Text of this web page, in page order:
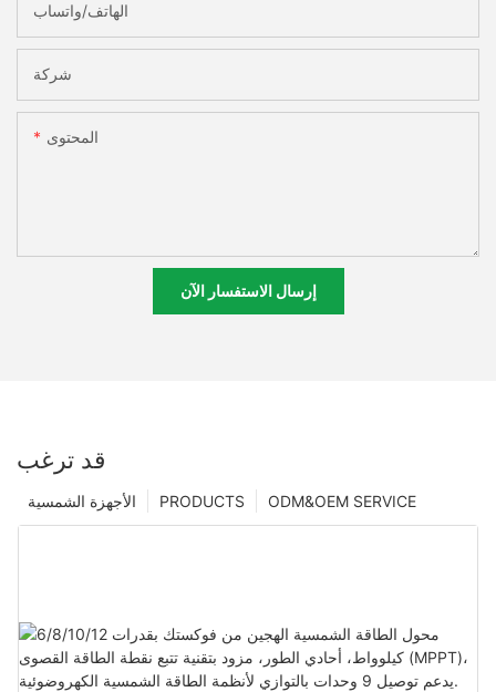
الهاتف/واتساب
شركة
المحتوى
إرسال الاستفسار الآن
قد ترغب
ODM&OEM SERVICE
PRODUCTS الأجهزة الشمسية